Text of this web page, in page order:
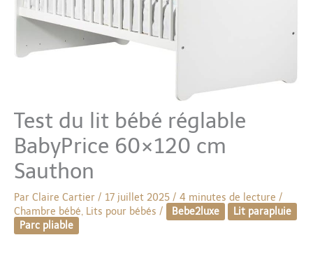
Test du lit bébé réglable
BabyPrice 60×120 cm
Sauthon
Par Claire Cartier / 17 juillet 2025 / 4 minutes de lecture /
Chambre bébé, Lits pour bébés / Bebe2luxe
Lit parapluie
Parc pliable